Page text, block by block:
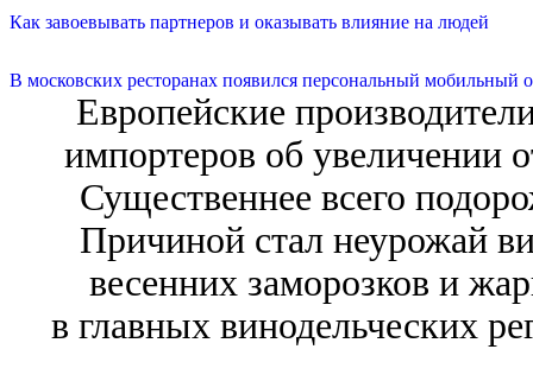
Как завоевывать партнеров и оказывать влияние на людей
В московских ресторанах появился персональный мобильный
Европейские
импортеров об увеличении
Существеннее всего
Причиной стал неурожай
весенних заморозков и
в главных винодельческих